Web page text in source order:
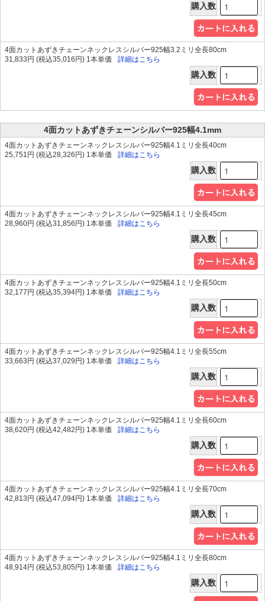
購入数
4面カットあずきチェーンネックレスシルバー925幅3.2ミリ全長80cm
31,833円 (税込35,016円) 1本単価
詳細はこちら
購入数
4面カットあずきチェーンシルバー925幅4.1mm
4面カットあずきチェーンネックレスシルバー925幅4.1ミリ全長40cm
25,751円 (税込28,326円) 1本単価
詳細はこちら
購入数
4面カットあずきチェーンネックレスシルバー925幅4.1ミリ全長45cm
28,960円 (税込31,856円) 1本単価
詳細はこちら
購入数
4面カットあずきチェーンネックレスシルバー925幅4.1ミリ全長50cm
32,177円 (税込35,394円) 1本単価
詳細はこちら
購入数
4面カットあずきチェーンネックレスシルバー925幅4.1ミリ全長55cm
33,663円 (税込37,029円) 1本単価
詳細はこちら
購入数
4面カットあずきチェーンネックレスシルバー925幅4.1ミリ全長60cm
38,620円 (税込42,482円) 1本単価
詳細はこちら
購入数
4面カットあずきチェーンネックレスシルバー925幅4.1ミリ全長70cm
42,813円 (税込47,094円) 1本単価
詳細はこちら
購入数
4面カットあずきチェーンネックレスシルバー925幅4.1ミリ全長80cm
48,914円 (税込53,805円) 1本単価
詳細はこちら
購入数